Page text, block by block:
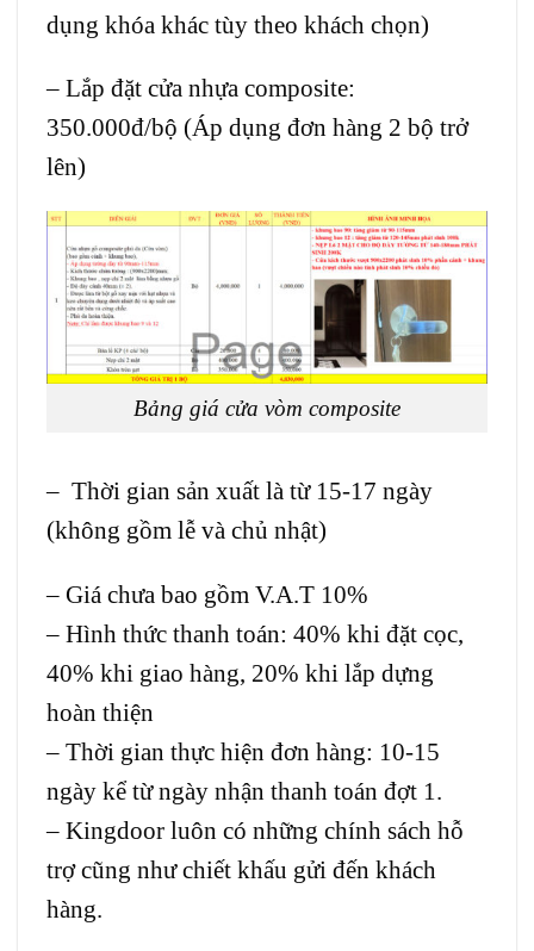
dụng khóa khác tùy theo khách chọn)
– Lắp đặt cửa nhựa composite:
350.000đ/bộ (Áp dụng đơn hàng 2 bộ trở
lên)
Bảng giá cửa vòm composite
– Thời gian sản xuất là từ 15-17 ngày
(không gồm lễ và chủ nhật)
– Giá chưa bao gồm V.A.T 10%
– Hình thức thanh toán: 40% khi đặt cọc,
40% khi giao hàng, 20% khi lắp dựng
hoàn thiện
– Thời gian thực hiện đơn hàng: 10-15
ngày kể từ ngày nhận thanh toán đợt 1.
– Kingdoor luôn có những chính sách hỗ
trợ cũng như chiết khấu gửi đến khách
hàng.